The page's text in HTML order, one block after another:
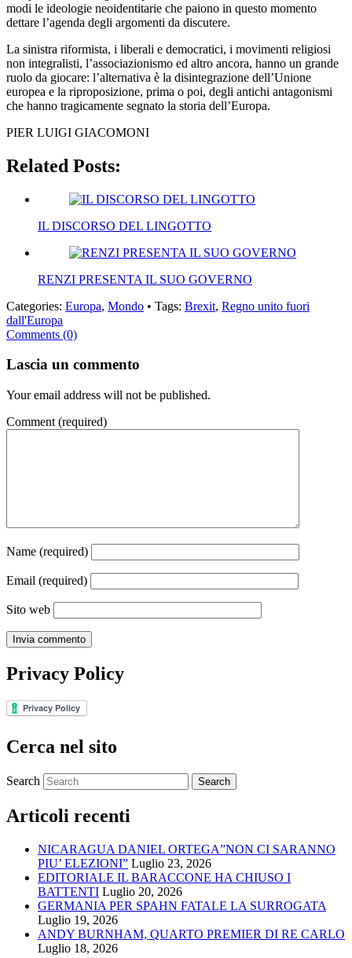
modi le ideologie neoidentitarie che paiono in questo momento
dettare l’agenda degli argomenti da discutere.
La sinistra riformista, i liberali e democratici, i movimenti religiosi
non integralisti, l’associazionismo ed altro ancora, hanno un grande
ruolo da giocare: l’alternativa è la disintegrazione dell’Unione
europea e la riproposizione, prima o poi, degli antichi antagonismi
che hanno tragicamente segnato la storia dell’Europa.
PIER LUIGI GIACOMONI
Related Posts:
IL DISCORSO DEL LINGOTTO
RENZI PRESENTA IL SUO GOVERNO
Categories: Europa, Mondo • Tags: Brexit, Regno unito fuori
dall'Europa
Comments (0)
Lascia un commento
Your email address will not be published.
Comment (required)
Name (required)
Email (required)
Sito web
Privacy Policy
Cerca nel sito
Search
Articoli recenti
NICARAGUA DANIEL ORTEGA”NON CI SARANNO
PIU’ ELEZIONI” Luglio 23, 2026
EDITORIALE IL BARACCONE HA CHIUSO I
BATTENTI Luglio 20, 2026
GERMANIA PER SPAHN FATALE LA SURROGATA
Luglio 19, 2026
ANDY BURNHAM, QUARTO PREMIER DI RE CARLO
Luglio 18, 2026